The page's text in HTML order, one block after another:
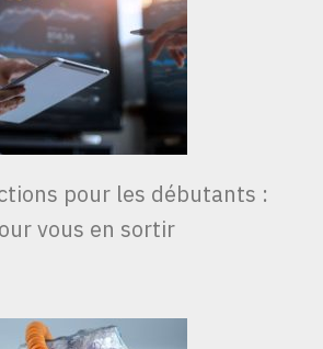
pour les débutants :
vous en sortir